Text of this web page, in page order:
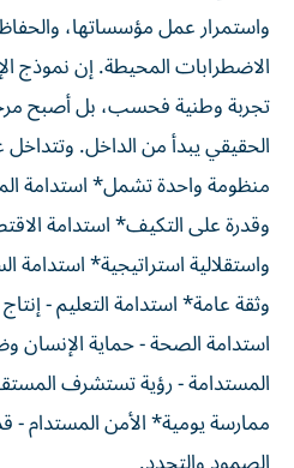
واستمرار عمل مؤسساتها،
الاضطرابات المحيطة. إن نموذج
تجربة وطنية فحسب، بل أصبح
الحقيقي يبدأ من الداخل.
منظومة واحدة تشمل* استدامة
وقدرة على التكيف* استدامة
واستقلالية استراتيجية*
وثقة عامة* استدامة التعليم -
استدامة الصحة - حماية الإنسان
المستدامة - رؤية تستشرف
ممارسة يومية* الأمن المستدام -